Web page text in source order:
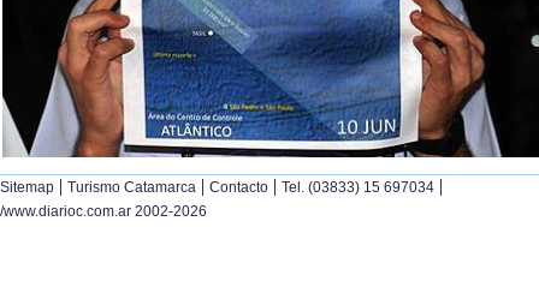
Sitemap | Turismo Catamarca | Contacto | Tel. (03833) 15 697034 |
/www.diarioc.com.ar 2002-2026